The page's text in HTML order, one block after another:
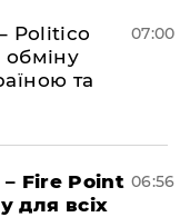
Politico
обміну
та
07:00
Fire Point
для всіх
06:56